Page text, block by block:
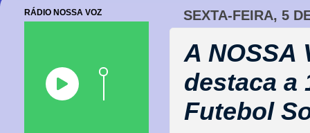
SEXTA-FEIRA, 5
A NOSSA
destaca a
Futebol
RÁDIO NOSSA VOZ